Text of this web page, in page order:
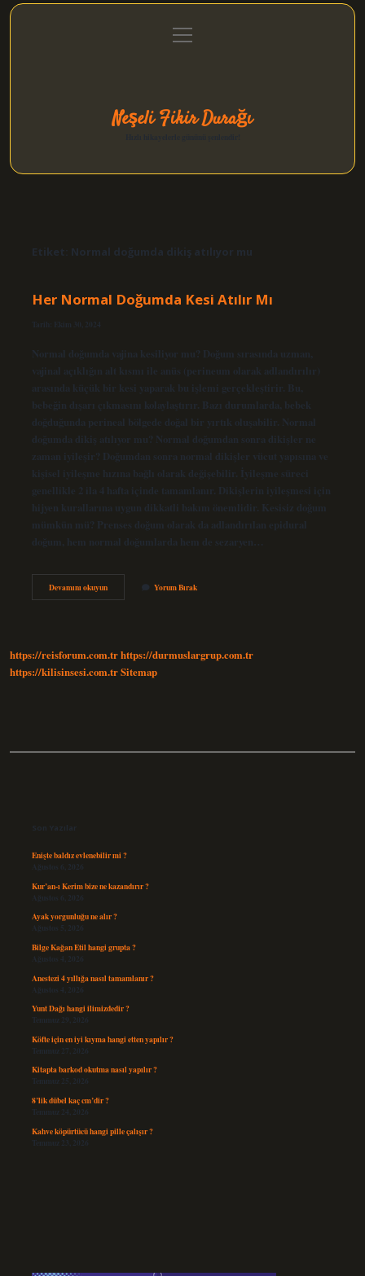
Gizlilik Politikası
menüyü
aç
Neşeli Fikir Durağı
Etiket: Normal doğumda dikiş atılıyor mu
Her Normal Doğumda Kesi Atılır Mı
Tarih: Ekim 30, 2024
Normal doğumda vajina kesiliyor mu? Doğum sırasında uzman,
vajinal açıklığın alt kısmı ile anüs (perineum olarak adlandırılır)
arasında küçük bir kesi yaparak bu işlemi gerçekleştirir. Bu,
bebeğin dışarı çıkmasını kolaylaştırır. Bazı durumlarda, bebek
doğduğunda perineal bölgede doğal bir yırtık oluşabilir. Normal
doğumda dikiş atılıyor mu? Normal doğumdan sonra dikişler ne
zaman iyileşir? Doğumdan sonra normal dikişler vücut yapısına ve
kişisel iyileşme hızına bağlı olarak değişebilir. İyileşme süreci
genellikle 2 ila 4 hafta içinde tamamlanır. Dikişlerin iyileşmesi için
hijyen kurallarına uygun dikkatli bakım önemlidir. Kesisiz doğum
mümkün mü? Prenses doğum olarak da adlandırılan epidural
doğum, hem normal doğumlarda hem de sezaryen…
Devamını okuyunHer
Normal
Yorum Bırak
https://reisforum.com.trhttps://durmuslargrup.com.tr
https://kilisinsesi.com.trSitemap
Son Yazılar
Enişte baldız evlenebilir mi ?
Ağustos 6, 2026
Kur’an-ı Kerim bize ne kazandırır ?
Ağustos 6, 2026
Ayak yorgunluğu ne alır ?
Ağustos 5, 2026
Bilge Kağan Etil hangi grupta ?
Ağustos 4, 2026
Anestezi 4 yıllığa nasıl tamamlanır ?
Ağustos 4, 2026
Yunt Dağı hangi ilimizdedir ?
Temmuz 29, 2026
Köfte için en iyi kıyma hangi etten yapılır ?
Temmuz 27, 2026
Kitapta barkod okutma nasıl yapılır ?
Temmuz 25, 2026
8’lik dübel kaç cm’dir ?
Temmuz 24, 2026
Kahve köpürtücü hangi pille çalışır ?
Temmuz 23, 2026